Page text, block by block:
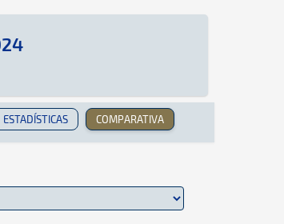
encontrar toda la
ESTADÍSTICAS COMPARATIVA